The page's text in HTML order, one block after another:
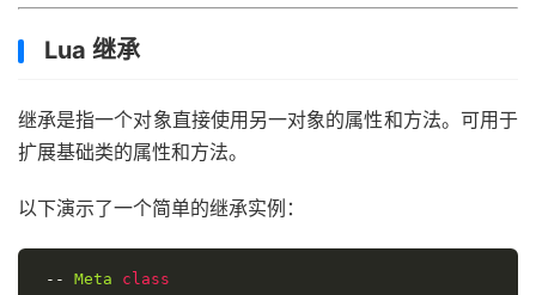
Lua 继承
继承是指一个对象直接使用另一对象的属性和方法。可用于
扩展基础类的属性和方法。
以下演示了一个简单的继承实例：
-- Meta
class